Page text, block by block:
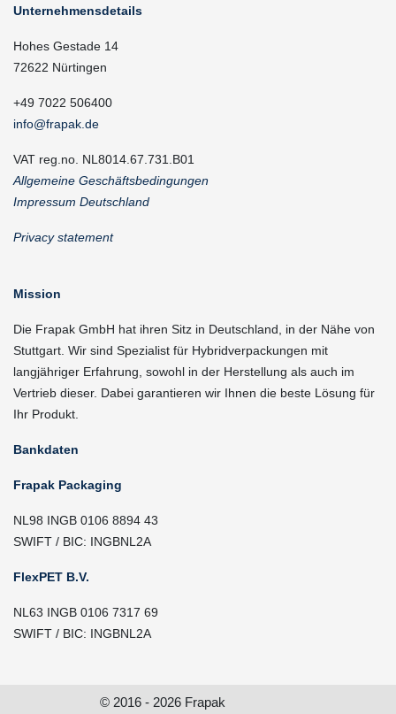
Unternehmensdetails
Hohes Gestade 14
72622 Nürtingen
+49 7022 506400
info@frapak.de
VAT reg.no. NL8014.67.731.B01
Allgemeine Geschäftsbedingungen
Impressum Deutschland
Privacy statement
Mission
Die Frapak GmbH hat ihren Sitz in Deutschland, in der Nähe von
Stuttgart. Wir sind Spezialist für Hybridverpackungen mit
langjähriger Erfahrung, sowohl in der Herstellung als auch im
Vertrieb dieser. Dabei garantieren wir Ihnen die beste Lösung für
Ihr Produkt.
Bankdaten
Frapak Packaging
NL98 INGB 0106 8894 43
SWIFT / BIC: INGBNL2A
FlexPET B.V.
NL63 INGB 0106 7317 69
SWIFT / BIC: INGBNL2A
© 2016 - 2026 Frapak